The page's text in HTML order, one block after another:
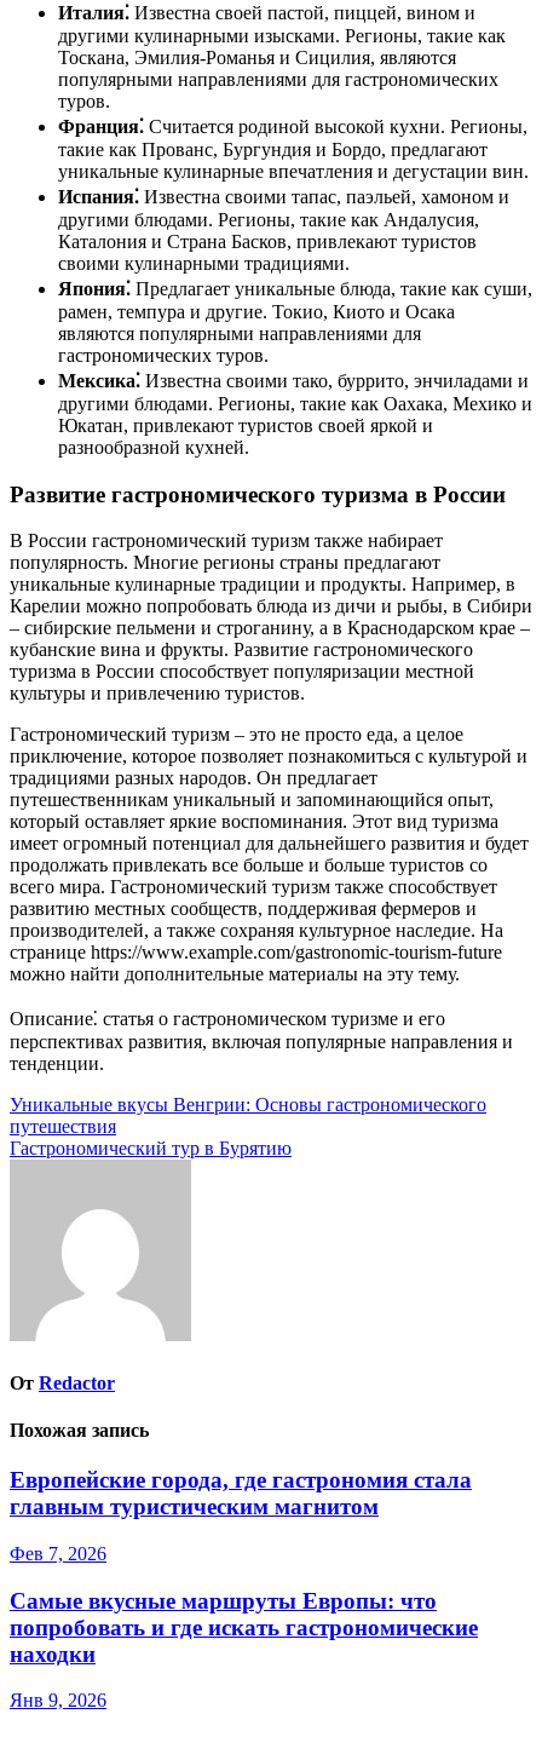
Италия⁚ Известна своей пастой, пиццей, вином и
другими кулинарными изысками. Регионы, такие как
Тоскана, Эмилия-Романья и Сицилия, являются
популярными направлениями для гастрономических
туров.
Франция⁚ Считается родиной высокой кухни. Регионы,
такие как Прованс, Бургундия и Бордо, предлагают
уникальные кулинарные впечатления и дегустации вин.
Испания⁚ Известна своими тапас, паэльей, хамоном и
другими блюдами. Регионы, такие как Андалусия,
Каталония и Страна Басков, привлекают туристов
своими кулинарными традициями.
Япония⁚ Предлагает уникальные блюда, такие как суши,
рамен, темпура и другие. Токио, Киото и Осака
являются популярными направлениями для
гастрономических туров.
Мексика⁚ Известна своими тако, буррито, энчиладами и
другими блюдами. Регионы, такие как Оахака, Мехико и
Юкатан, привлекают туристов своей яркой и
разнообразной кухней.
Развитие гастрономического туризма в России
В России гастрономический туризм также набирает
популярность. Многие регионы страны предлагают
уникальные кулинарные традиции и продукты. Например, в
Карелии можно попробовать блюда из дичи и рыбы, в Сибири
– сибирские пельмени и строганину, а в Краснодарском крае –
кубанские вина и фрукты. Развитие гастрономического
туризма в России способствует популяризации местной
культуры и привлечению туристов.
Гастрономический туризм – это не просто еда, а целое
приключение, которое позволяет познакомиться с культурой и
традициями разных народов. Он предлагает
путешественникам уникальный и запоминающийся опыт,
который оставляет яркие воспоминания. Этот вид туризма
имеет огромный потенциал для дальнейшего развития и будет
продолжать привлекать все больше и больше туристов со
всего мира. Гастрономический туризм также способствует
развитию местных сообществ, поддерживая фермеров и
производителей, а также сохраняя культурное наследие. На
странице https://www.example.com/gastronomic-tourism-future
можно найти дополнительные материалы на эту тему.
Описание⁚ статья о гастрономическом туризме и его
перспективах развития, включая популярные направления и
тенденции.
Навигация
по
Уникальные вкусы Венгрии: Основы гастрономического
путешествия
Гастрономический тур в Бурятию
От Redactor
Похожая запись
Европейские города, где гастрономия стала
главным туристическим магнитом
Фев 7, 2026
Самые вкусные маршруты Европы: что
попробовать и где искать гастрономические
находки
Янв 9, 2026